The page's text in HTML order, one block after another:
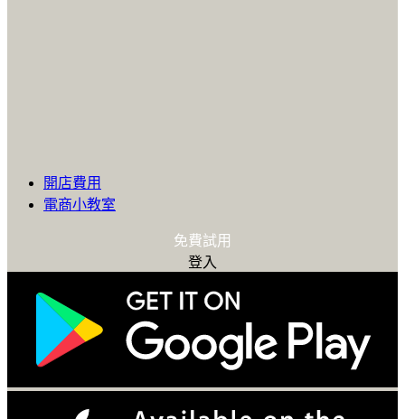
開店費用
電商小教室
免費試用
登入